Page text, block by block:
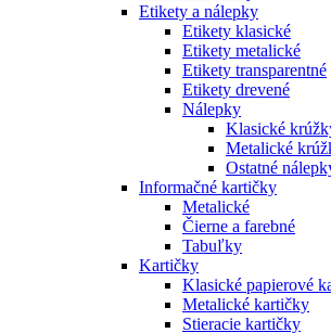
Etikety a nálepky
Etikety klasické
Etikety metalické
Etikety transparentné
Etikety drevené
Nálepky
Klasické
Metalické
Ostatné
Informačné kartičky
Metalické
Čierne a farebné
Tabuľky
Kartičky
Klasické papierové
Metalické kartičky
Stieracie kartičky